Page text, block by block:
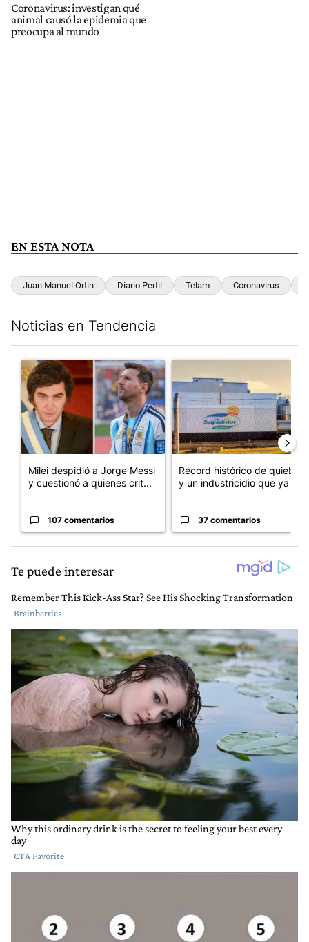
Coronavirus: investigan qué
animal causó la epidemia que
preocupa al mundo
EN ESTA NOTA
Juan Manuel Ortin Diario Perfil Telam Coronavirus
Noticias en Tendencia
Un artículo de tendencia con el título "Milei despidió a Jorge
Milei despidió a Jorge Messi
y cuestionó a quienes crit...
107 comentarios
Récord histórico de quiebras
y un industricidio que ya ...
37 comentarios